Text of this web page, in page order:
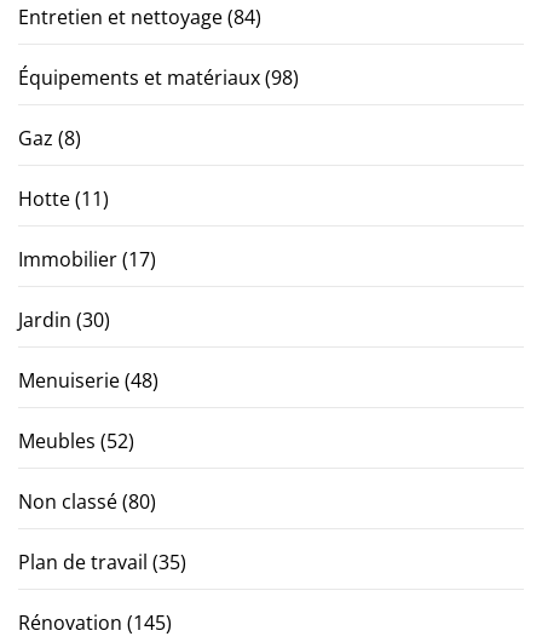
Entretien et nettoyage(84)
Équipements et matériaux(98)
Gaz (8)
Hotte(11)
Immobilier(17)
Jardin (30)
Menuiserie(48)
Meubles (52)
Non classé(80)
Plan de travail (35)
Rénovation (145)